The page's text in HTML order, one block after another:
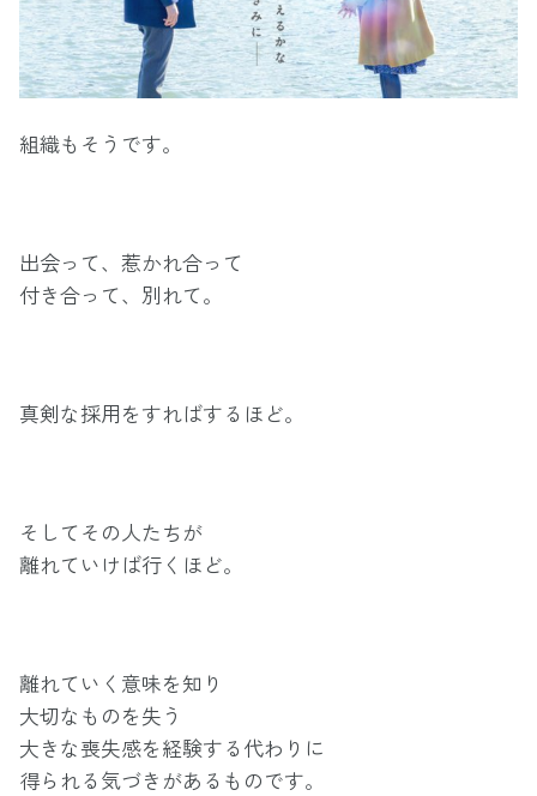
組織もそうです。
出会って、惹かれ合って
付き合って、別れて。
真剣な採用をすればするほど。
そしてその人たちが
離れていけば行くほど。
離れていく意味を知り
大切なものを失う
大きな喪失感を経験する代わりに
得られる気づきがあるものです。